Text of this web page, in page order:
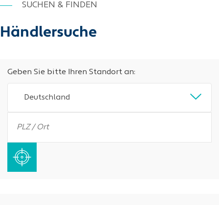
SUCHEN & FINDEN
Händlersuche
Geben Sie bitte Ihren Standort an:
Deutschland